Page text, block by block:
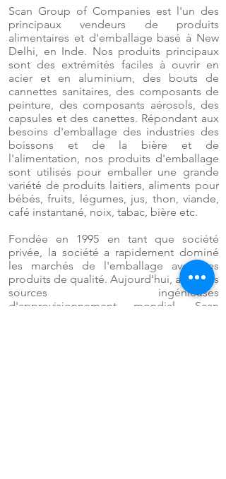
Scan Group of Companies est l'un des
principaux vendeurs de produits
alimentaires et d'emballage basé à New
Delhi, en Inde. Nos produits principaux
sont des extrémités faciles à ouvrir en
acier et en aluminium, des bouts de
cannettes sanitaires, des composants de
peinture, des composants aérosols, des
capsules et des canettes. Répondant aux
besoins d'emballage des industries des
boissons et de la bière et de
l'alimentation, nos produits d'emballage
sont utilisés pour emballer une grande
variété de produits laitiers, aliments pour
bébés, fruits, légumes, jus, thon, viande,
café instantané, noix, tabac, bière etc.
Fondée en 1995 en tant que société
privée, la société a rapidement dominé
les marchés de l'emballage avec ses
produits de qualité. Aujourd'hui, avec des
sources ingénieuses
d'approvisionnement mondial, Scan